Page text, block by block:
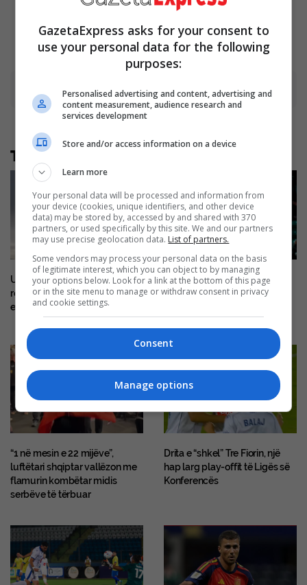
Brainberries
Të tjera nga rubrika
UEFA zyrtarizon dy rregulla të
reja që prekin të gjitha garat
evropiane
Shkëndija pëson ngushtë në
udhëtim nga Hibernian
“1 në mesin e 22 mijëve”,
luftëtari shqiptar vallëzon me
flamurin kombëtar midis
serbëve të tërbuar
Drita e “shkel” Tre Fiorin, një
hap larg play-offit të Ligës së
Konferencës
GazetaExpress asks for your consent to
use your personal data for the following
purposes:
Personalised advertising and content, advertising and
content measurement, audience research and
services development
Store and/or access information on a device
Learn more
Your personal data will be processed and information from
your device (cookies, unique identifiers, and other device
data) may be stored by, accessed by and shared with 370
partners, or used specifically by this site. We and our partners
may use precise geolocation data. List of partners.
Some vendors may process your personal data on the basis
of legitimate interest, which you can object to by managing
your options below. Look for a link at the bottom of this page
or in the site menu to manage or withdraw consent in privacy
and cookie settings.
Consent
Manage options